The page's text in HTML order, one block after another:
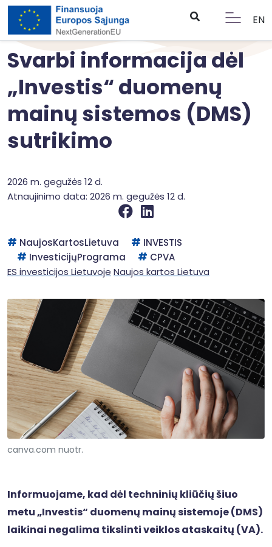
EN
Svarbi informacija dėl
„Investis“ duomenų
mainų sistemos (DMS)
sutrikimo
2026 m. gegužės 12 d.
Atnaujinimo data: 2026 m. gegužės 12 d.
NaujosKartosLietuva
INVESTIS
InvesticijųPrograma
CPVA
ES investicijos Lietuvoje Naujos kartos Lietuva
canva.com nuotr.
Informuojame, kad dėl techninių kliūčių šiuo
metu „Investis“ duomenų mainų sistemoje (DMS)
laikinai negalima tikslinti veiklos ataskaitų (VA).